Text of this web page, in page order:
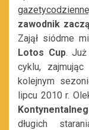
zawodnik
Zajął siódme
Lotos Cup.
cyklu,
kolejnym
lipcu 2010 r.
długich